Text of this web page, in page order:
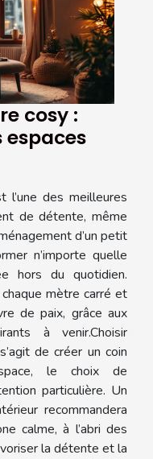
cosy :
l’une des meilleures
de détente, même
d’un petit
n’importe quelle
hors du quotidien.
mètre carré et
de paix, grâce aux
à venir.Choisir
de créer un coin
le choix de
particulière. Un
recommandera
calme, à l’abri des
la détente et la